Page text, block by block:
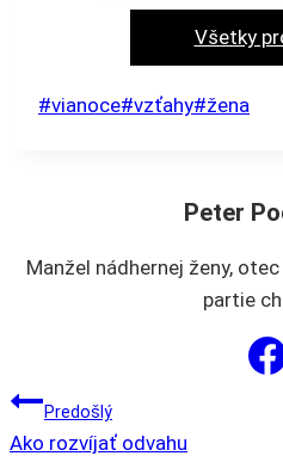
viacero
variantov.
na
Všetky
Post
#vianoce#vzťahy#žena
Peter
Manžel nádhernej ženy,
partie
NAVIGÁCIA
Predošlý
Ako rozvíjať odvahu